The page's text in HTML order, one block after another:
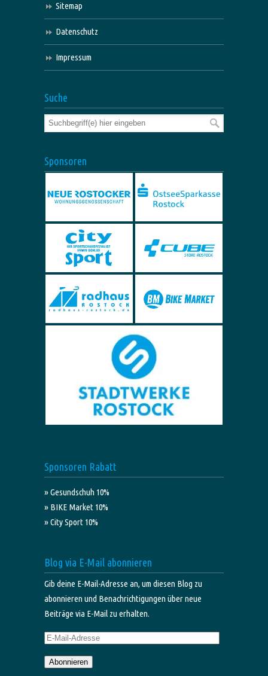
Sitemap
Datenschutz
Impressum
Suche
Sponsoren
Sponsoren Rabatt
» Gesundschuh 10%
» BIKE Market 10%
» City Sport 10%
Blog via E-Mail abonnieren
Gib deine E-Mail-Adresse an, um diesen Blog zu
abonnieren und Benachrichtigungen über neue
Beiträge via E-Mail zu erhalten.
E-
Adresse
Abonnieren